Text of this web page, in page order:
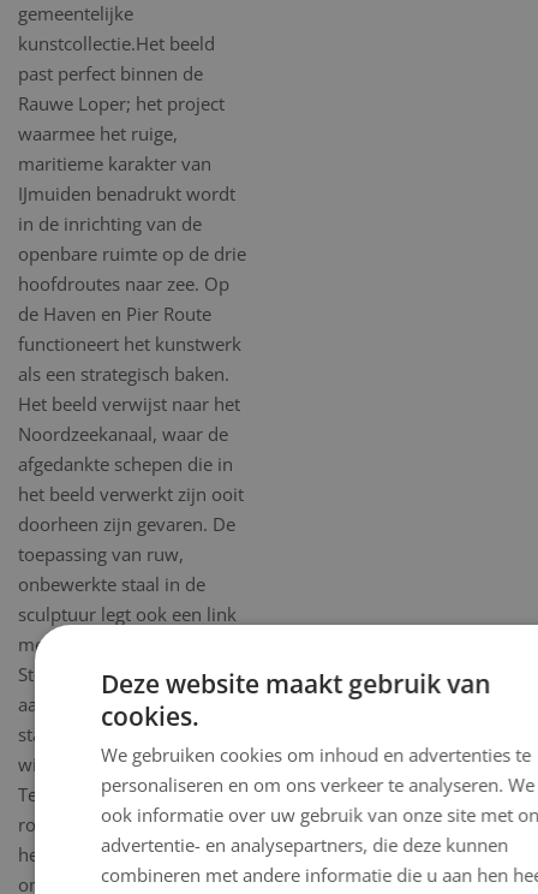
gemeentelijke
kunstcollectie.Het beeld
past perfect binnen de
Rauwe Loper; het project
waarmee het ruige,
maritieme karakter van
IJmuiden benadrukt wordt
in de inrichting van de
openbare ruimte op de drie
hoofdroutes naar zee. Op
de Haven en Pier Route
functioneert het kunstwerk
als een strategisch baken.
Het beeld verwijst naar het
Noordzeekanaal, waar de
afgedankte schepen die in
het beeld verwerkt zijn ooit
doorheen zijn gevaren. De
toepassing van ruw,
onbewerkte staal in de
sculptuur legt ook een link
met de hoogovens van Tata
Steel. Als het beeld over een
aantal weken op zijn plek
staat, zal het op subtiele
wijze worden aangelicht.
Tevens zal het groen
rondom het werk worden
hersteld. De officiële
onthulling van het
Deze website maakt gebruik van
cookies.
We gebruiken cookies om inhoud en advertenties te
personaliseren en om ons verkeer te analyseren.
ook informatie over uw gebruik van onze site met
advertentie- en analysepartners, die deze kunnen
combineren met andere informatie die u aan hen